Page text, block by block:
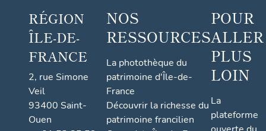
RÉGION
ÎLE-DE-
FRANCE
2, rue Simone
Veil
93400 Saint-
Ouen
NOS
RESSOURCES
La photothèque du
patrimoine d'Île-de-
France
Découvrir la richesse du
patrimoine francilien
POUR
ALLER
PLUS
LOIN
La
plateforme